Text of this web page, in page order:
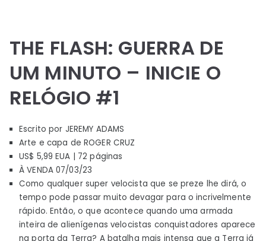
THE FLASH: GUERRA DE
UM MINUTO – INICIE O
RELÓGIO #1
Escrito por JEREMY ADAMS
Arte e capa de ROGER CRUZ
US$ 5,99 EUA | 72 páginas
À VENDA 07/03/23
Como qualquer super velocista que se preze lhe dirá, o
tempo pode passar muito devagar para o incrivelmente
rápido. Então, o que acontece quando uma armada
inteira de alienígenas velocistas conquistadores aparece
na porta da Terra? A batalha mais intensa que a Terra já